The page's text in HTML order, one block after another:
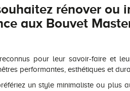
rénover ou
aux Bouvet
pour leur savoir-faire et
performantes, esthétiques et
un style minimaliste ou plus